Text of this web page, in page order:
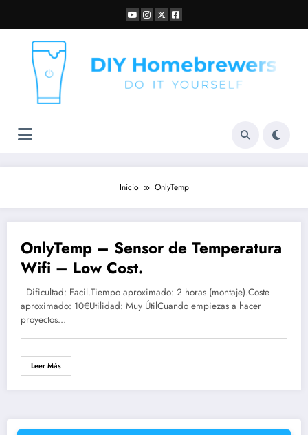
contenido
Inicio OnlyTemp
OnlyTemp – Sensor de Temperatura
Wifi – Low Cost.
Dificultad: Facil.Tiempo aproximado: 2 horas (montaje).Coste
aproximado: 10€Utilidad: Muy ÚtilCuando empiezas a hacer
proyectos…
Leer Más